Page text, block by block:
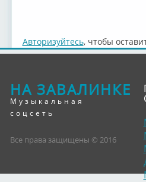
Авторизуйтесь, чтобы
НА ЗАВАЛИНКЕ
Музыкальная
соцсеть
Все права защищены © 2016